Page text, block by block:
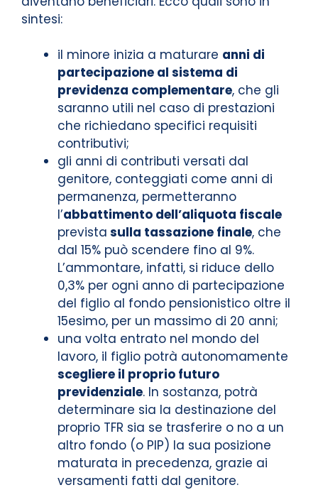
sintesi:
il minore inizia a maturare anni di
partecipazione al sistema di
previdenza complementare, che gli
saranno utili nel caso di prestazioni
che richiedano specifici requisiti
contributivi;
gli anni di contributi versati dal
genitore, conteggiati come anni di
permanenza, permetteranno
l’abbattimento dell’aliquota fiscale
prevista sulla tassazione finale, che
dal 15% può scendere fino al 9%.
L’ammontare, infatti, si riduce dello
0,3% per ogni anno di partecipazione
del figlio al fondo pensionistico oltre il
15esimo, per un massimo di 20 anni;
una volta entrato nel mondo del
lavoro, il figlio potrà autonomamente
scegliere il proprio futuro
previdenziale. In sostanza, potrà
determinare sia la destinazione del
proprio TFR sia se trasferire o no a un
altro fondo (o PIP) la sua posizione
maturata in precedenza, grazie ai
versamenti fatti dal genitore.